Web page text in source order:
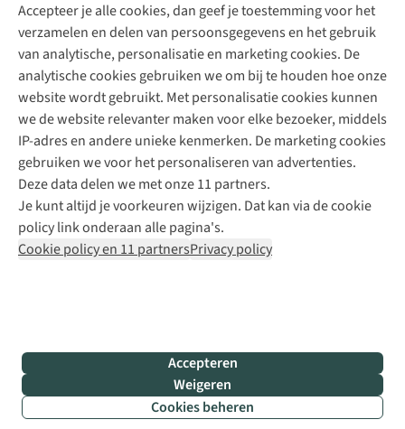
Accepteer je alle cookies, dan geef je toestemming voor het
verzamelen en delen van persoonsgegevens en het gebruik
van analytische, personalisatie en marketing cookies. De
analytische cookies gebruiken we om bij te houden hoe onze
website wordt gebruikt. Met personalisatie cookies kunnen
we de website relevanter maken voor elke bezoeker, middels
IP-adres en andere unieke kenmerken. De marketing cookies
gebruiken we voor het personaliseren van advertenties.
Deze data delen we met onze 11 partners.
Je kunt altijd je voorkeuren wijzigen. Dat kan via de cookie
policy link onderaan alle pagina's.
Cookie policy en 11 partnersPrivacy policy
Accepteren
Weigeren
Cookies beheren
+31 (0)85 888 50 88
+31 6 12 28 49 80
Contactformulier
Bever
B.V.